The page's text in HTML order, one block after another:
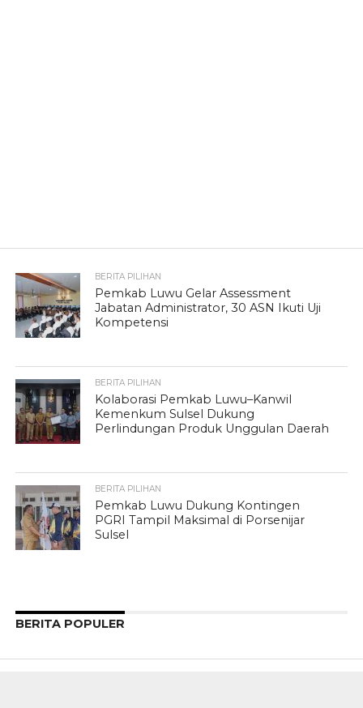
BERITA PILIHAN
Pemkab Luwu Gelar Assessment
Jabatan Administrator, 30 ASN Ikuti Uji
Kompetensi
BERITA PILIHAN
Kolaborasi Pemkab Luwu–Kanwil
Kemenkum Sulsel Dukung
Perlindungan Produk Unggulan Daerah
BERITA PILIHAN
Pemkab Luwu Dukung Kontingen
PGRI Tampil Maksimal di Porsenijar
Sulsel
BERITA POPULER